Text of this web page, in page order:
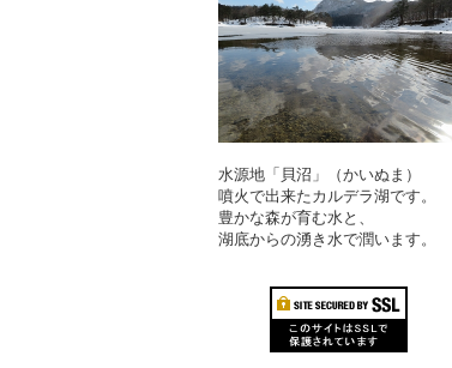
水源地「貝沼」（かいぬま）
噴火で出来たカルデラ湖です。
豊かな森が育む水と、
湖底からの湧き水で潤います。